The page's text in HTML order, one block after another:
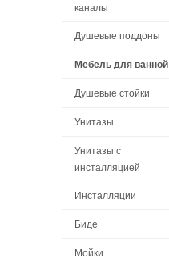
каналы
Душевые поддоны
Мебель для ванной
Душевые стойки
Унитазы
Унитазы с
инсталляцией
Инсталляции
Биде
Мойки